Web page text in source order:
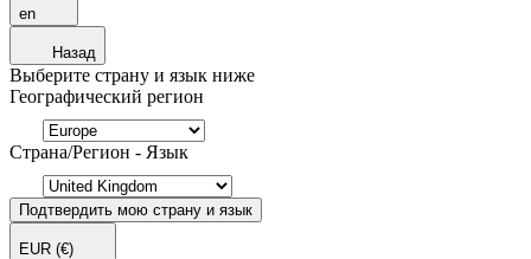
en
Назад
Выберите страну и язык ниже
Географический регион
Страна/Регион - Язык
Подтвердить мою страну и язык
EUR (€)